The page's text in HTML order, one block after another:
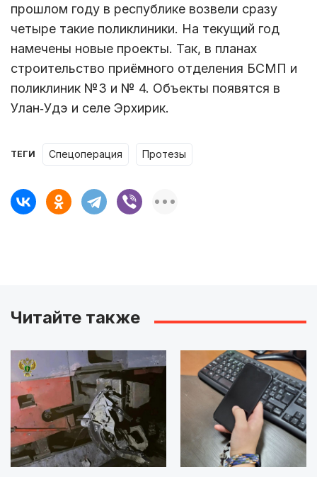
прошлом году в республике возвели сразу
четыре такие поликлиники. На текущий год
намечены новые проекты. Так, в планах
строительство приёмного отделения БСМП и
поликлиник №3 и № 4. Объекты появятся в
Улан‑Удэ и селе Эрхирик.
ТЕГИ спецоперация протезы
Читайте также